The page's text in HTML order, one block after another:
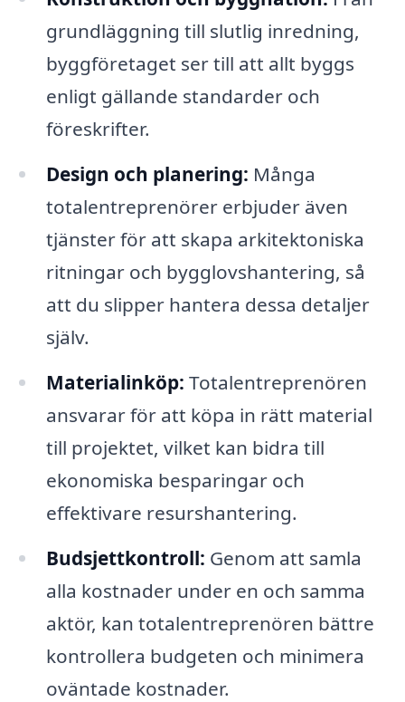
grundläggning till slutlig inredning,
byggföretaget ser till att allt byggs
enligt gällande standarder och
föreskrifter.
Design och planering: Många
totalentreprenörer erbjuder även
tjänster för att skapa arkitektoniska
ritningar och bygglovshantering, så
att du slipper hantera dessa detaljer
själv.
Materialinköp: Totalentreprenören
ansvarar för att köpa in rätt material
till projektet, vilket kan bidra till
ekonomiska besparingar och
effektivare resurshantering.
Budsjettkontroll: Genom att samla
alla kostnader under en och samma
aktör, kan totalentreprenören bättre
kontrollera budgeten och minimera
oväntade kostnader.